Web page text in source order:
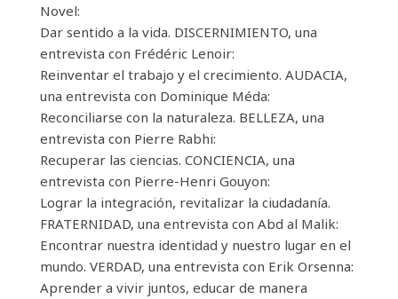
Novel:
Dar sentido a la vida. DISCERNIMIENTO, una
entrevista con Frédéric Lenoir:
Reinventar el trabajo y el crecimiento. AUDACIA,
una entrevista con Dominique Méda:
Reconciliarse con la naturaleza. BELLEZA, una
entrevista con Pierre Rabhi:
Recuperar las ciencias. CONCIENCIA, una
entrevista con Pierre-Henri Gouyon:
Lograr la integración, revitalizar la ciudadanía.
FRATERNIDAD, una entrevista con Abd al Malik:
Encontrar nuestra identidad y nuestro lugar en el
mundo. VERDAD, una entrevista con Erik Orsenna:
Aprender a vivir juntos, educar de manera